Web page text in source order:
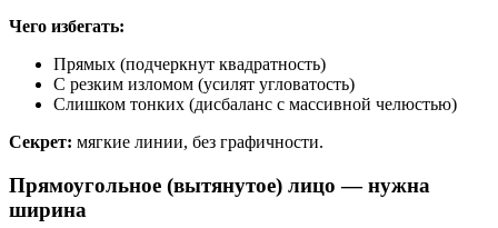
Чего избегать:
Прямых (подчеркнут квадратность)
С резким изломом (усилят угловатость)
Слишком тонких (дисбаланс с массивной челюстью)
Секрет: мягкие линии, без графичности.
Прямоугольное (вытянутое) лицо — нужна
ширина